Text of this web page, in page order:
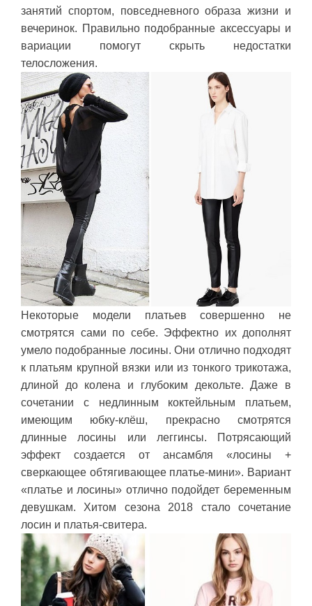
занятий спортом, повседневного образа жизни и
вечеринок. Правильно подобранные аксессуары и
вариации помогут скрыть недостатки
телосложения.
Некоторые модели платьев совершенно не
смотрятся сами по себе. Эффектно их дополнят
умело подобранные лосины. Они отлично подходят
к платьям крупной вязки или из тонкого трикотажа,
длиной до колена и глубоким декольте. Даже в
сочетании с недлинным коктейльным платьем,
имеющим юбку-клёш, прекрасно смотрятся
длинные лосины или леггинсы. Потрясающий
эффект создается от ансамбля «лосины +
сверкающее обтягивающее платье-мини». Вариант
«платье и лосины» отлично подойдет беременным
девушкам. Хитом сезона 2018 стало сочетание
лосин и платья-свитера.